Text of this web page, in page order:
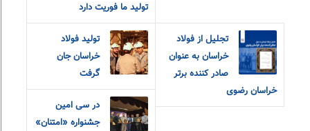
تولید ما فوریت دارد
تجلیل از فولاد
خراسان به عنوان
صادر کننده برتر
خراسان رضوی
تولید فولاد
خراسان جان
گرفت
در سی امین
جشنواره «امتنان»